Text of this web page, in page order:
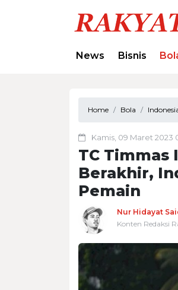
News Bisnis
Home Bola
Kamis, 09 Maret 2023
TC Timmas
Berakhir,
Pemain
Nur Hidayat
Konten Redaksi